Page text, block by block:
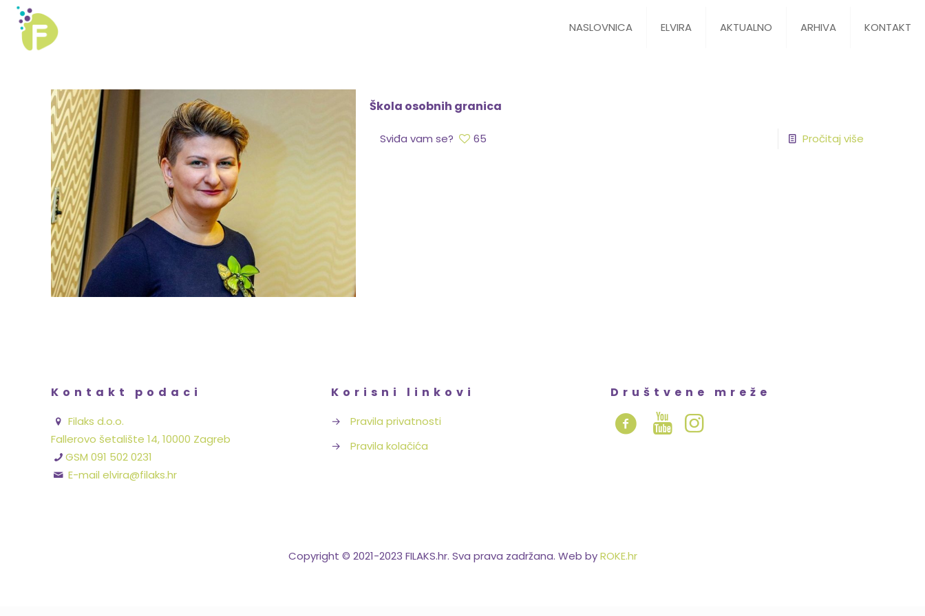
NASLOVNICA ELVIRA AKTUALNO ARHIVA KONTAKT
Škola osobnih granica
Sviđa vam se? 65 Pročitaj više
Kontakt podaci
Filaks d.o.o.
Fallerovo šetalište 14, 10000 Zagreb
GSM 091 502 0231
E-mail elvira@filaks.hr
Korisni linkovi
→
Pravila privatnosti
→
Pravila kolačića
Društvene mreže
Copyright © 2021-2023 FILAKS.hr. Sva prava zadržana. Web byROKE.hr